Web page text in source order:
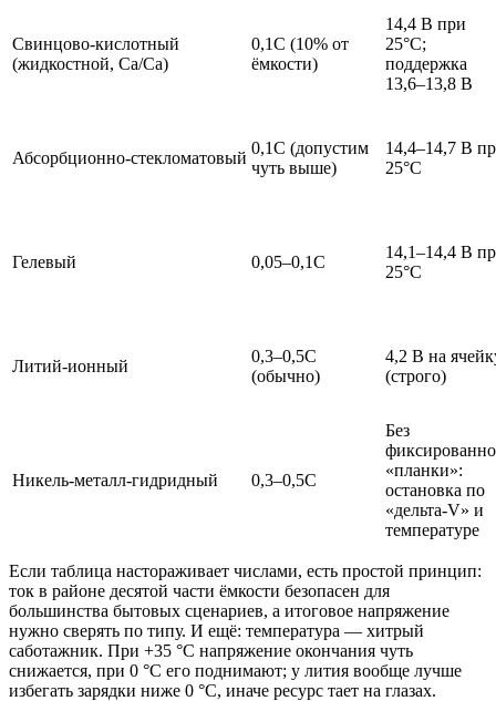
Свинцово‑кислотный
(жидкостной, Ca/Ca)
0,1C (10% от
ёмкости)
14,4 В при
25°C;
поддержка
13,6–13,8 В
Абсорбционно‑стекломатовый
0,1C (допустим
чуть выше)
14,4–14,7 В
25°C
Гелевый 0,05–0,1C
14,1–14,4 В
25°C
Литий‑ионный
0,3–0,5C
(обычно)
4,2 В на
(строго)
Никель‑металл‑гидридный 0,3–0,5C
Без
«планки»:
остановка по
«дельта‑V» и
температуре
Если таблица настораживает числами, есть простой принцип:
ток в районе десятой части ёмкости безопасен для
большинства бытовых сценариев, а итоговое напряжение
нужно сверять по типу. И ещё: температура — хитрый
саботажник. При +35 °C напряжение окончания чуть
снижается, при 0 °C его поднимают; у лития вообще лучше
избегать зарядки ниже 0 °C, иначе ресурс тает на глазах.